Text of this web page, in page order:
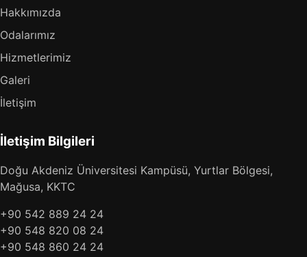
Hakkımızda
Odalarımız
Hizmetlerimiz
Galeri
İletişim
İletişim Bilgileri
Doğu Akdeniz Üniversitesi Kampüsü, Yurtlar Bölgesi,
Mağusa, KKTC
+90 542 889 24 24
+90 548 820 08 24
+90 548 860 24 24